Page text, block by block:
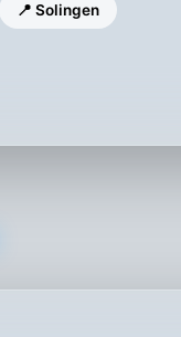
📍 Solingen